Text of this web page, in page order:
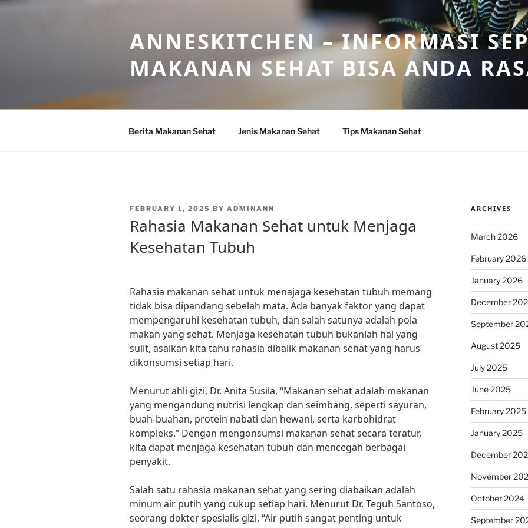
Skip
ANNESKITCHEN – INFORMASI
MAKANAN SEHAT BISA ANDA
Berita Makanan Sehat Jenis Makanan Sehat Tips Makanan Sehat
POSTED
FEBRUARY 1, 2025 BY ADMINANN
Rahasia Makanan Sehat untuk Menjaga
Kesehatan Tubuh
Rahasia makanan sehat untuk menajaga kesehatan tubuh memang
tidak bisa dipandang sebelah mata. Ada banyak faktor yang dapat
mempengaruhi kesehatan tubuh, dan salah satunya adalah pola
makan yang sehat. Menjaga kesehatan tubuh bukanlah hal yang
sulit, asalkan kita tahu rahasia dibalik makanan sehat yang harus
dikonsumsi setiap hari.
Menurut ahli gizi, Dr. Anita Susila, “Makanan sehat adalah makanan
yang mengandung nutrisi lengkap dan seimbang, seperti sayuran,
buah-buahan, protein nabati dan hewani, serta karbohidrat
kompleks.” Dengan mengonsumsi makanan sehat secara teratur,
kita dapat menjaga kesehatan tubuh dan mencegah berbagai
penyakit.
Salah satu rahasia makanan sehat yang sering diabaikan adalah
minum air putih yang cukup setiap hari. Menurut Dr. Teguh Santoso,
seorang dokter spesialis gizi, “Air putih sangat penting untuk
ARCHIVES
March 2026
February 2026
January 2026
December
September
August 2025
July 2025
June 2025
February 2025
January 2025
December
November
October 2024
September